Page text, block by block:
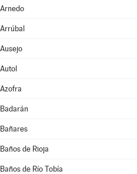
Arnedo
Arrúbal
Ausejo
Autol
Azofra
Badarán
Bañares
Baños de Rioja
Baños de Río Tobía